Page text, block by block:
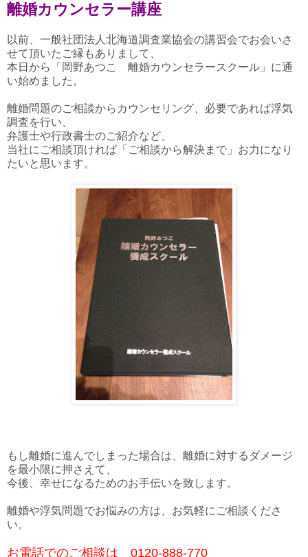
離婚カウンセラー講座
以前、一般社団法人北海道調査業協会の講習会でお会いさ
せて頂いたご縁もありまして、
本日から「岡野あつこ 離婚カウンセラースクール」に通
い始めました。
離婚問題のご相談からカウンセリング、必要であれば浮気
調査を行い、
弁護士や行政書士のご紹介など、
当社にご相談頂ければ「ご相談から解決まで」お力になり
たいと思います。
もし離婚に進んでしまった場合は、離婚に対するダメージ
を最小限に押さえて、
今後、幸せになるためのお手伝いを致します。
離婚や浮気問題でお悩みの方は、お気軽にご相談くださ
い。
お電話でのご相談は 0120-888-770